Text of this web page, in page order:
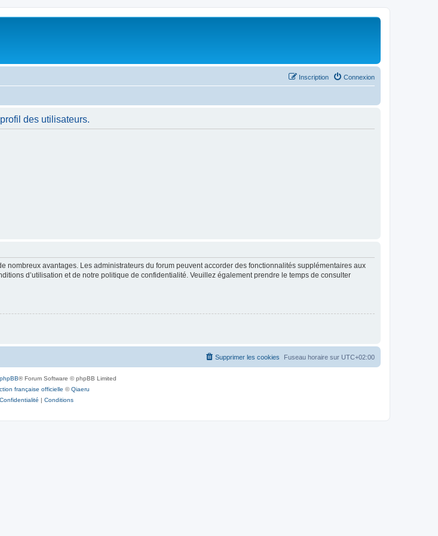
Connexion
Inscription
des utilisateurs.
nombreux avantages. Les administrateurs du forum peuvent accorder des fonctionnalités supplémentaires aux
d’utilisation et de notre politique de confidentialité. Veuillez également prendre le temps de consulter
Fuseau horaire sur UTC+02:00
Supprimer les cookies
phpBB® Forum Software © phpBB Limited
française officielle ©Qiaeru
Confidentialité | Conditions